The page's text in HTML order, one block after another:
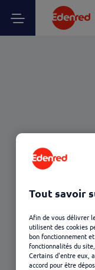
Tout savoir
Afin de vous délivrer
utilisent des cookies
bon fonctionnement
fonctionnalités du
Certains d'entre eux,
accord pour être